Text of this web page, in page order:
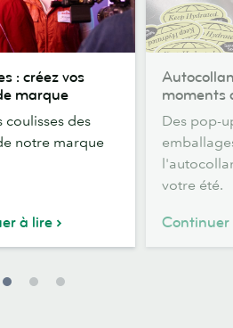
: créez vos
marque
coulisses des
notre marque
à lire
pour
moments
d'été
moments
Des pop-
votre été.
Continuer